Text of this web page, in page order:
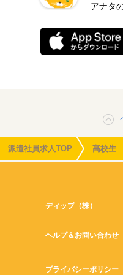
アナタ
派遣社員求人TOP 高校生
ディップ（株）
ヘルプ＆お問い合わせ
プライバシーポリシー